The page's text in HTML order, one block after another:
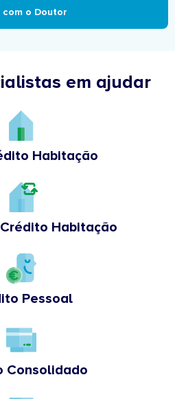
com o Doutor
em ajudar
Habitação
Habitação
Pessoal
Consolidado